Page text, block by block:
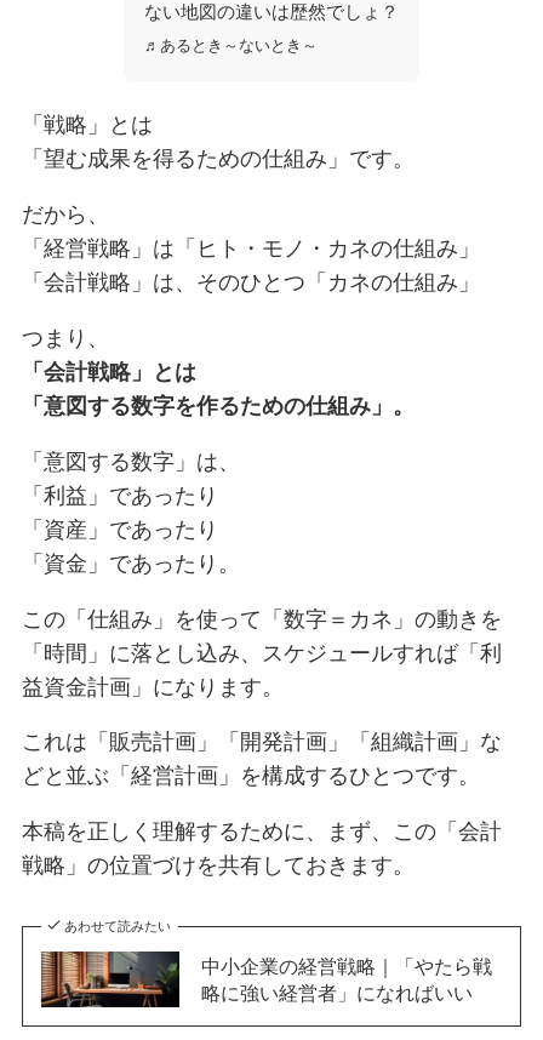
ない地図の違いは歴然でしょ？
♬あるとき～ないとき～
「戦略」とは
「望む成果を得るための仕組み」です。
だから、
「経営戦略」は「ヒト・モノ・カネの仕組み」
「会計戦略」は、そのひとつ「カネの仕組み」
つまり、
「会計戦略」とは
「意図する数字を作るための仕組み」。
「意図する数字」は、
「利益」であったり
「資産」であったり
「資金」であったり。
この「仕組み」を使って「数字＝カネ」の動きを
「時間」に落とし込み、スケジュールすれば「利
益資金計画」になります。
これは「販売計画」「開発計画」「組織計画」な
どと並ぶ「経営計画」を構成するひとつです。
本稿を正しく理解するために、まず、この「会計
戦略」の位置づけを共有しておきます。
あわせて読みたい
中小企業の経営戦略｜「やたら戦
略に強い経営者」になればいい